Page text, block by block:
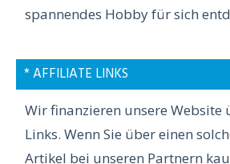
spannendes Hobby für sich
* AFFILIATE LINKS
Wir finanzieren unsere Website
Links. Wenn Sie über einen
Artikel bei unseren Partnern